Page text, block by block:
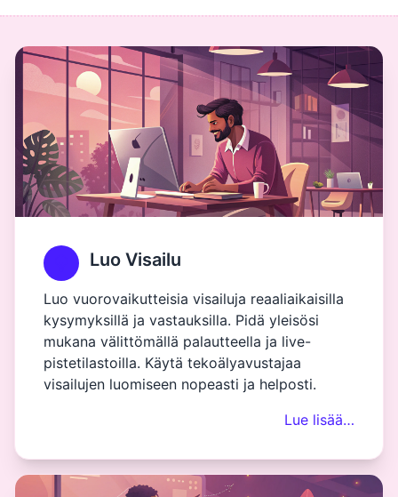
Luo Visailu
Luo vuorovaikutteisia visailuja reaaliaikaisilla
kysymyksillä ja vastauksilla. Pidä yleisösi
mukana välittömällä palautteella ja live-
pistetilastoilla. Käytä tekoälyavustajaa
visailujen luomiseen nopeasti ja helposti.
Lue lisää…